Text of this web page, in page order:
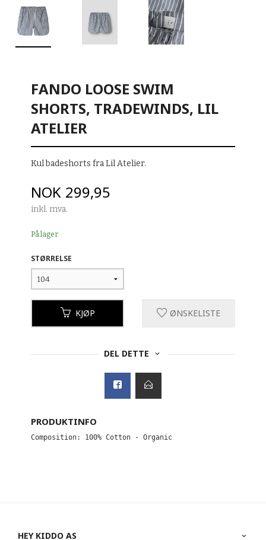
FANDO LOOSE SWIM
SHORTS, TRADEWINDS, LIL
ATELIER
Kul badeshorts fra Lil Atelier.
Pris
NOK 299,95
inkl. mva.
På lager
STØRRELSE
KJØP ØNSKELISTE
DEL DETTE
PRODUKTINFO
HEY KIDDO AS